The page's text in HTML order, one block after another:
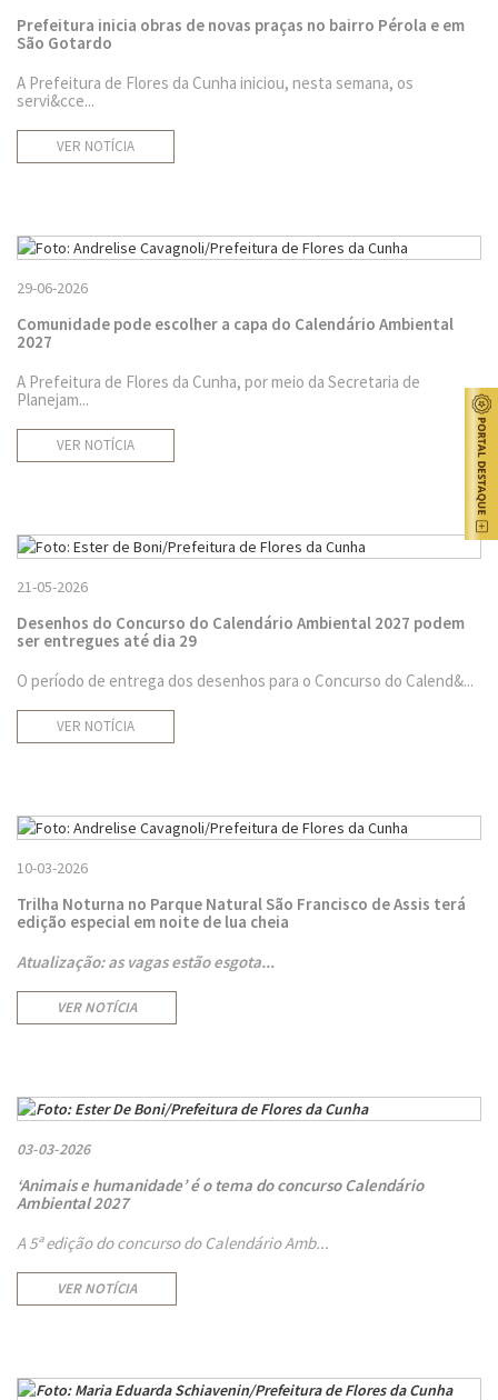
Prefeitura inicia obras de novas praças no bairro Pérola e em
São Gotardo
A Prefeitura de Flores da Cunha iniciou, nesta semana, os
servi&cce...
VER NOTÍCIA
29-06-2026
Comunidade pode escolher a capa do Calendário Ambiental
2027
A Prefeitura de Flores da Cunha, por meio da Secretaria de
Planejam...
VER NOTÍCIA
21-05-2026
Desenhos do Concurso do Calendário Ambiental 2027 podem
ser entregues até dia 29
O período de entrega dos desenhos para o Concurso do Calend&...
VER NOTÍCIA
10-03-2026
Trilha Noturna no Parque Natural São Francisco de Assis terá
edição especial em noite de lua cheia
Atualização: as vagas estão esgota...
VER NOTÍCIA
03-03-2026
‘Animais e humanidade’ é o tema do concurso Calendário
Ambiental 2027
A 5ª edição do concurso do Calendário Amb...
VER NOTÍCIA